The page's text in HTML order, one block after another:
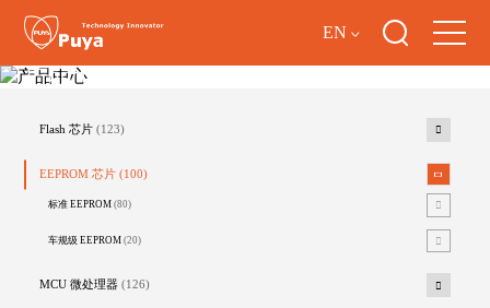
EN
产品中心
Flash 芯片 (123)
EEPROM 芯片 (100)
标准 EEPROM(80)
车规级 EEPROM(20)
MCU 微处理器 (126)